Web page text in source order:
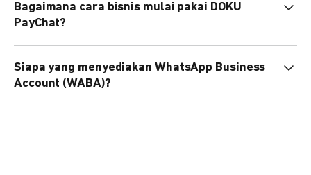
Bagaimana cara bisnis mulai pakai DOKU
PayChat?
nanti tim kami bantu setup. Bisa juga pakai nomor
WhatsApp bisnis yang sudah dimiliki sendiri, atau dari
DOKU yang buatkan WhatsApp Bisnis terverifikasi juga
Siapa yang menyediakan WhatsApp Business
Account (WABA)?